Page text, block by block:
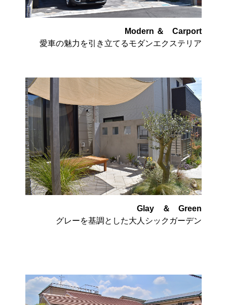
Modern ＆ Carport
愛車の魅力を引き立てるモダンエクステリア
Glay ＆ Green
グレーを基調とした大人シックガーデン